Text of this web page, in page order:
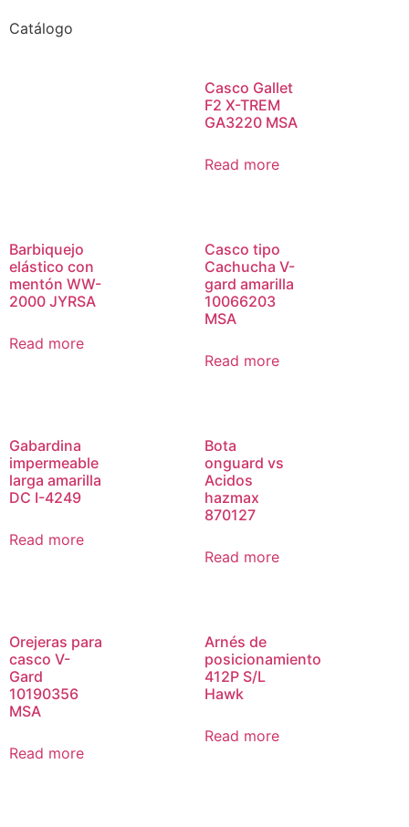
Catálogo
Casco Gallet
F2 X-TREM
GA3220 MSA
Read more
Barbiquejo
elástico con
mentón WW-
2000 JYRSA
Read more
Casco tipo
Cachucha V-
gard amarilla
10066203
MSA
Read more
Gabardina
impermeable
larga amarilla
DC I-4249
Read more
Bota
onguard vs
Acidos
hazmax
870127
Read more
Orejeras para
casco V-
Gard
10190356
MSA
Read more
Arnés de
posicionamiento
412P S/L
Hawk
Read more